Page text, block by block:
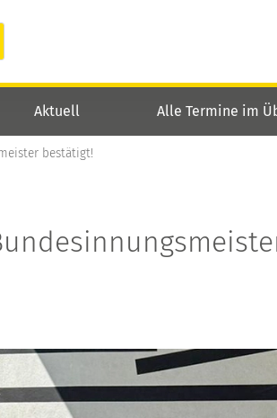
Aktuell Alle Termine im
bestätigt!